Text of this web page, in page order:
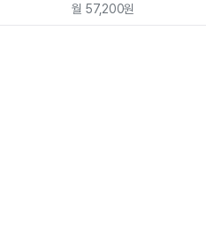
월 57,200원